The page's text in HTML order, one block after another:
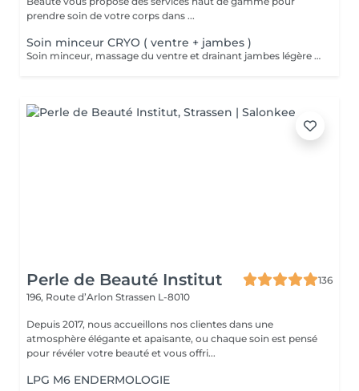
prendre soin de votre corps dans ...
Soin minceur CRYO ( ventre + jambes )
Soin minceur, massage du ventre et drainant jambes légère associé a un enveloppement bandes / liquide CRYO pour un effet raffermissant +++
Perle de Beauté Institut
136
196, Route d’Arlon Strassen L-8010
Depuis 2017, nous accueillons nos clientes dans une
atmosphère élégante et apaisante, ou chaque soin est pensé
pour révéler votre beauté et vous offri...
LPG M6 ENDERMOLOGIE